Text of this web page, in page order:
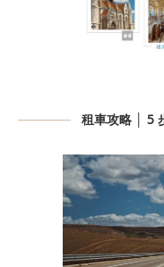
租車攻略 │ 5